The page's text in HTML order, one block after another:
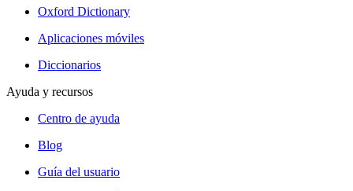
Oxford Dictionary
Aplicaciones móviles
Diccionarios
Ayuda y recursos
Centro de ayuda
Blog
Guía del usuario